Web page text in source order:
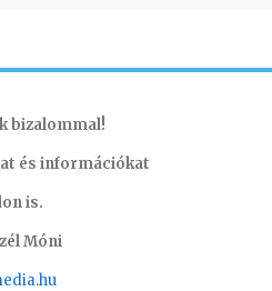
bizalommal!
és információkat
is.
Móni